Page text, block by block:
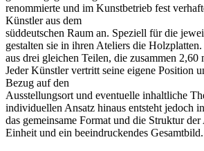
renommierte und im Kunstbetrieb fest
Künstler aus dem
süddeutschen Raum an. Speziell für die
gestalten sie in ihren Ateliers die
aus drei gleichen Teilen, die zusammen 2,60
Jeder Künstler vertritt seine eigene Position
Bezug auf den
Ausstellungsort und eventuelle inhaltliche
individuellen Ansatz hinaus entsteht jedoch
das gemeinsame Format und die Struktur
Einheit und ein beeindruckendes Gesamtbild.